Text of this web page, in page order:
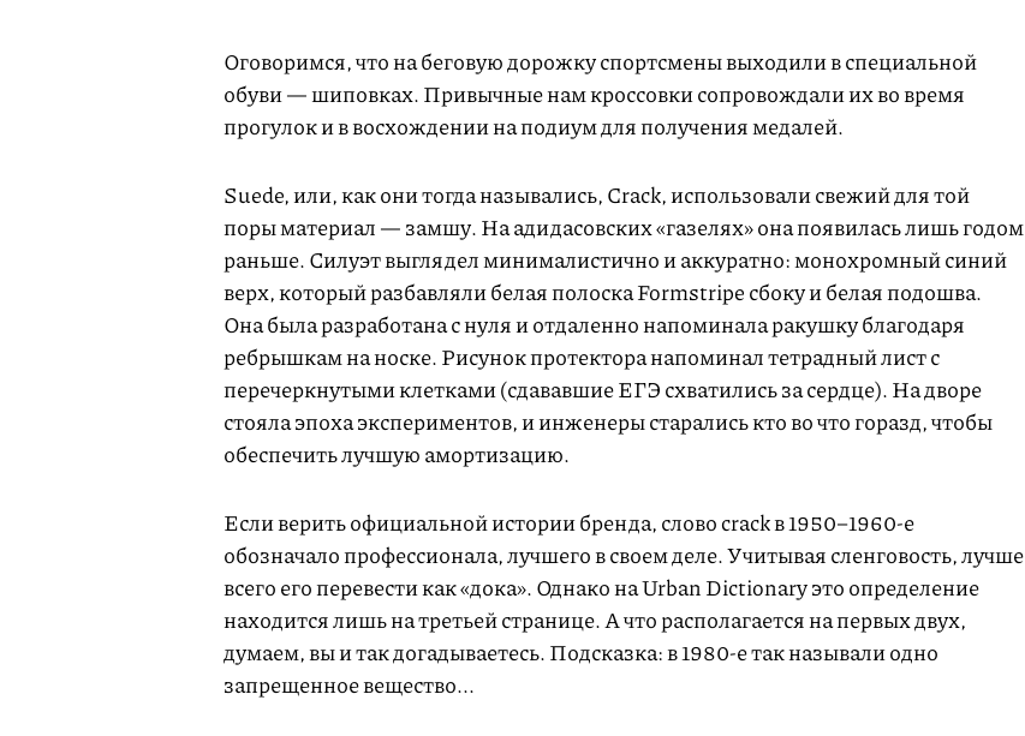
Оговоримся, что на беговую дорожку спортсмены выходили в специальной
обуви — шиповках. Привычные нам кроссовки сопровождали их во время
прогулок и в восхождении на подиум для получения медалей.
Suede, или, как они тогда назывались, Crack, использовали свежий для той
поры материал — замшу. На адидасовских «газелях» она появилась лишь годом
раньше. Силуэт выглядел минималистично и аккуратно: монохромный синий
верх, который разбавляли белая полоска Formstripe сбоку и белая подошва.
Она была разработана с нуля и отдаленно напоминала ракушку благодаря
ребрышкам на носке. Рисунок протектора напоминал тетрадный лист с
перечеркнутыми клетками (сдававшие ЕГЭ схватились за сердце). На дворе
стояла эпоха экспериментов, и инженеры старались кто во что горазд, чтобы
обеспечить лучшую амортизацию.
Если верить официальной истории бренда, слово crack в 1950–1960-е
обозначало профессионала, лучшего в своем деле. Учитывая сленговость, лучше
всего его перевести как «дока». Однако на Urban Dictionary это определение
находится лишь на третьей странице. А что располагается на первых двух,
думаем, вы и так догадываетесь. Подсказка: в 1980-е так называли одно
запрещенное вещество...